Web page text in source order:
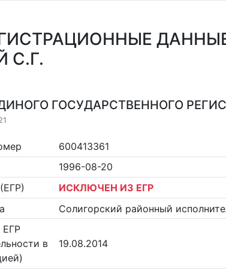
С.Г.
ГОСУДАРСТВЕННОГО
600413361
1996-08-20
ИСКЛЮЧЕН ИЗ ЕГР
Солигорский районный
ЕГР
в
19.08.2014